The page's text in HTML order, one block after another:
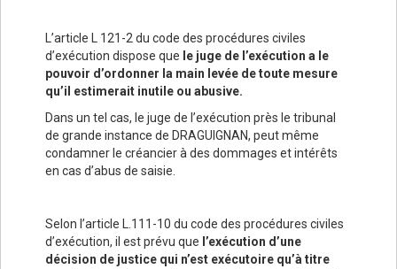
L’article L 121-2 du code des procédures civiles
d’exécution dispose que le juge de l’exécution a le
pouvoir d’ordonner la main levée de toute mesure
qu’il estimerait inutile ou abusive.
Dans un tel cas, le juge de l’exécution près le tribunal
de grande instance de DRAGUIGNAN, peut même
condamner le créancier à des dommages et intérêts
en cas d’abus de saisie.
Selon l’article L.111-10 du code des procédures civiles
d’exécution, il est prévu que l’exécution d’une
décision de justice qui n’est exécutoire qu’à titre